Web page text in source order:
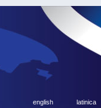
english latinica